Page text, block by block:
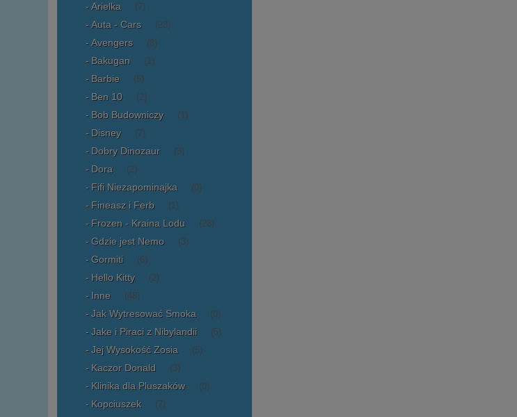
Arielka (7)
Auta - Cars (23)
Avengers (8)
Bakugan (1)
Barbie (5)
Ben 10 (2)
Bob Budowniczy (1)
Disney (7)
Dobry Dinozaur (3)
Dora (2)
Fifi Niezapominajka (0)
Fineasz i Ferb (1)
Frozen - Kraina Lodu (28)
Gdzie jest Nemo (3)
Gormiti (6)
Hello Kitty (2)
Inne (48)
Jak Wytresować Smoka (0)
Jake i Piraci z Nibylandii (5)
Jej Wysokość Zosia (5)
Kaczor Donald (3)
Klinika dla Pluszaków (0)
Kopciuszek (7)